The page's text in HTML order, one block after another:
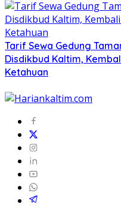
Tarif Sewa Gedung
Disdikbud Kaltim,
Ketahuan